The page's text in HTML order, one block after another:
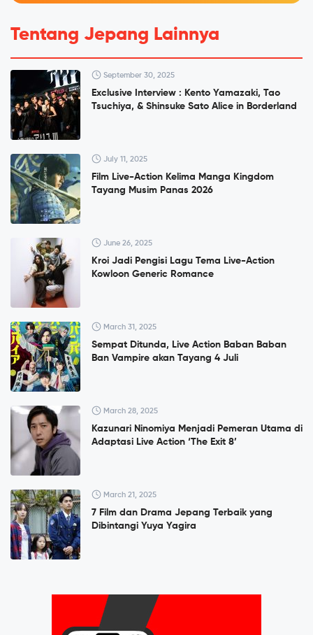
Tentang Jepang Lainnya
September 30, 2025
Exclusive Interview : Kento Yamazaki, Tao
Tsuchiya, & Shinsuke Sato Alice in Borderland
July 11, 2025
Film Live-Action Kelima Manga Kingdom
Tayang Musim Panas 2026
June 26, 2025
Kroi Jadi Pengisi Lagu Tema Live-Action
Kowloon Generic Romance
March 31, 2025
Sempat Ditunda, Live Action Baban Baban
Ban Vampire akan Tayang 4 Juli
March 28, 2025
Kazunari Ninomiya Menjadi Pemeran Utama di
Adaptasi Live Action ‘The Exit 8’
March 21, 2025
7 Film dan Drama Jepang Terbaik yang
Dibintangi Yuya Yagira